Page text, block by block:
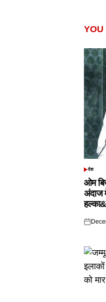
YOU
POSTED
देश
ओम
अंदाज
Posted